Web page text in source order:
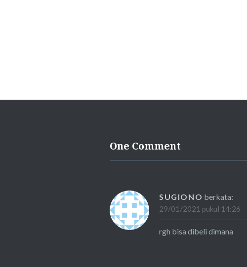
One Comment
SUGIONO berkata:
29/01/2021 pukul 14:26
rgh bisa dibeli dimana